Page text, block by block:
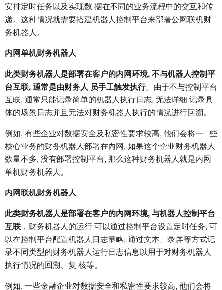
安排定时任务以及实现数 据在不同的业务流程中的交互和传
递。这种情况就需要搭建机器人控制平台来部署公网联机财
务机器人。
内网单机财务机器人
此类财务机器人是部署在客户的内网环境, 不与机器人控制平
台互联, 通常是由财务人 员手工触发执行。由于不与控制平台
互联, 通常只能记录简单的机器人执行日志, 无法详细 记录具
体的场景日志并且无法对财务机器人执行的情况进行回溯。
例如, 有些企业对数据安全及私密性要求较高, 他们会将一 些
核心业务的财务机器人部署在内网, 如果这个企业财务机器人
数量不多, 没有部署控制平台, 那么这种财务机器人就是内网
单机财务机器人。
内网联机财务机器人
此类财务机器人是部署在客户的内网环境, 与机器人控制平台
互联 ，财务机器人的运行 可以通过控制平台设置定时任务, 可
以在控制平台配置机器人日志策略, 通过文本、录屏等方式记
录不同类型的财务机器人运行日志信息以用于对财务机器人
执行情况的回溯、复 核等。
例如, 一些金融企业对数据安全和私密性要求较高, 他们会将